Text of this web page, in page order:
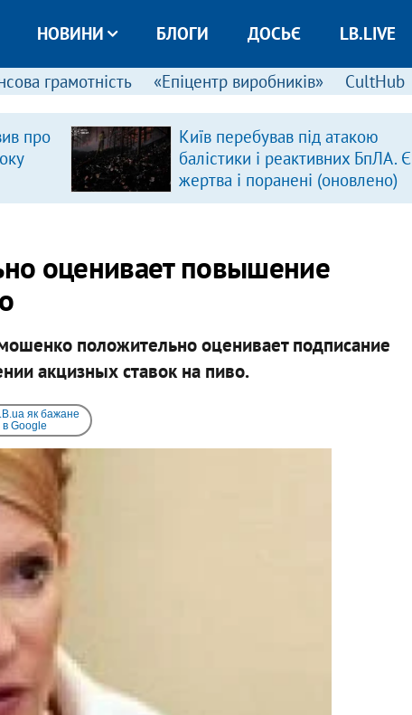
НОВИНИ БЛОГИ ДОСЬЄ LB.LIVE
грамотність «Епіцентр виробників» CultHub
про
Київ перебував під атакою
балістики і реактивних БпЛА. Є
жертва і поранені (оновлено)
оценивает повышение
положительно оценивает подписание
акцизных ставок на пиво.
як бажане
Google